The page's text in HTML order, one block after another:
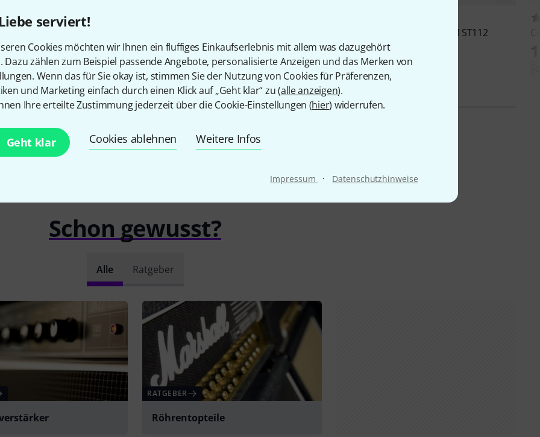
serviert!
Cookies möchten wir Ihnen ein fluffiges Einkaufserlebnis mit allem was dazugehört
Dazu zählen zum Beispiel passende Angebote, personalisierte Anzeigen und das Merken von
Wenn das für Sie okay ist, stimmen Sie der Nutzung von Cookies für Präferenzen,
und Marketing einfach durch einen Klick auf „Geht klar“ zu (alle anzeigen).
Ihre erteilte Zustimmung jederzeit über die Cookie-Einstellungen (hier) widerrufen.
Geht klar Cookies ablehnen Weitere Infos
Impressum · Datenschutzhinweise
4,40 €
30-Tage-Bestpreis: 5,40 €
-19%
349 €
30-Tage-Bestpreis: 389 €
-10%
Studio JTM ST112
Cabinet
569 €
Schon gewusst?
Alle Ratgeber
RATGEBER
Röhrentopteile